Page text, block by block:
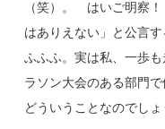
（笑）。 はいご明察
はありえない」と公言
ふふふ。実は私、一歩
ラソン大会のある部門
どういうことなのでしょ